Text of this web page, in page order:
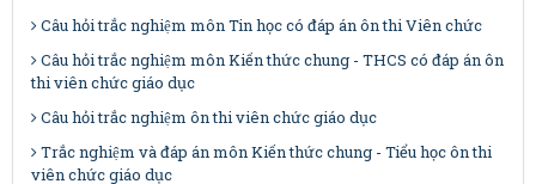
Câu hỏi trắc nghiệm môn Tin học có đáp án ôn thi Viên chức
Câu hỏi trắc nghiệm môn Kiến thức chung - THCS có đáp án ôn
thi viên chức giáo dục
Câu hỏi trắc nghiệm ôn thi viên chức giáo dục
Trắc nghiệm và đáp án môn Kiến thức chung - Tiểu học ôn thi
viên chức giáo dục